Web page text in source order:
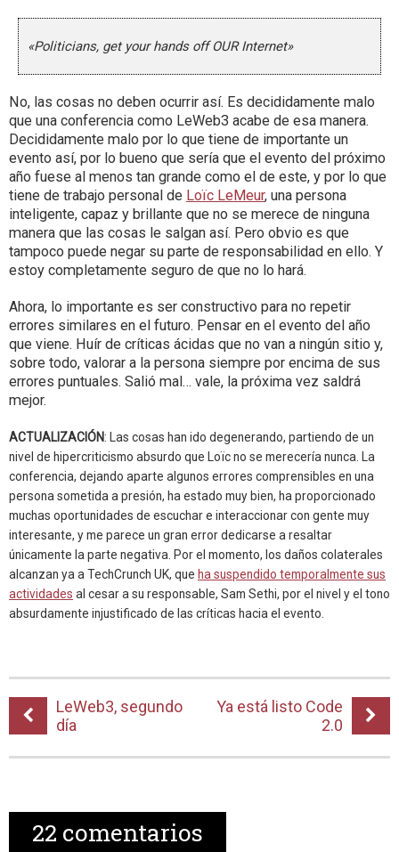
«Politicians, get your hands off OUR Internet»
No, las cosas no deben ocurrir así. Es decididamente malo
que una conferencia como LeWeb3 acabe de esa manera.
Decididamente malo por lo que tiene de importante un
evento así, por lo bueno que sería que el evento del próximo
año fuese al menos tan grande como el de este, y por lo que
tiene de trabajo personal de Loïc LeMeur, una persona
inteligente, capaz y brillante que no se merece de ninguna
manera que las cosas le salgan así. Pero obvio es que
tampoco puede negar su parte de responsabilidad en ello. Y
estoy completamente seguro de que no lo hará.
Ahora, lo importante es ser constructivo para no repetir
errores similares en el futuro. Pensar en el evento del año
que viene. Huír de críticas ácidas que no van a ningún sitio y,
sobre todo, valorar a la persona siempre por encima de sus
errores puntuales. Salió mal… vale, la próxima vez saldrá
mejor.
ACTUALIZACIÓN: Las cosas han ido degenerando, partiendo de un
nivel de hipercriticismo absurdo que Loïc no se merecería nunca. La
conferencia, dejando aparte algunos errores comprensibles en una
persona sometida a presión, ha estado muy bien, ha proporcionado
muchas oportunidades de escuchar e interaccionar con gente muy
interesante, y me parece un gran error dedicarse a resaltar
únicamente la parte negativa. Por el momento, los daños colaterales
alcanzan ya a TechCrunch UK, que ha suspendido temporalmente sus
actividades al cesar a su responsable, Sam Sethi, por el nivel y el tono
absurdamente injustificado de las críticas hacia el evento.
LeWeb3, segundo
día
Ya está listo Code
2.0
22 comentarios